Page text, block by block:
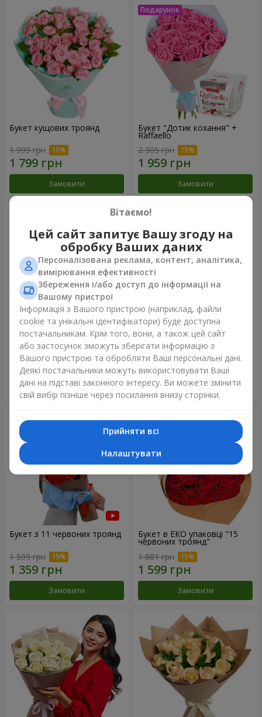
Букет кущових троянд
1 999 грн
Замовити
Букет "Дотик кохання" +
Raffaello
2 305 грн
Замовити
Букет "Веселка емоцій"
1 888 грн
Замовити
Квіти в коробці "Щастя не
оминеш"
1 764 грн
Замовити
Букет з 11 червоних троянд
1 599 грн
Замовити
Букет в ЕКО упаковці "15
червоних троянд"
1 881 грн
Замовити
Вітаємо!
Цей сайт запитує Вашу згоду на
обробку Ваших даних
Персоналізована реклама, контент, аналітика,
вимірювання ефективності
Збереження і/або доступ до інформації на
Вашому пристрої
Інформація з Вашого пристрою (наприклад, файли
cookie та унікальні ідентифікатори) буде доступна
постачальникам. Крім того, вони, а також цей сайт
або застосунок зможуть зберігати інформацію з
Вашого пристрою та обробляти Ваші персональні дані.
Деякі постачальники можуть використовувати Ваші
дані на підставі законного інтересу. Ви можете змінити
свій вибір пізніше через посилання внизу сторінки.
Прийняти всі
Налаштувати